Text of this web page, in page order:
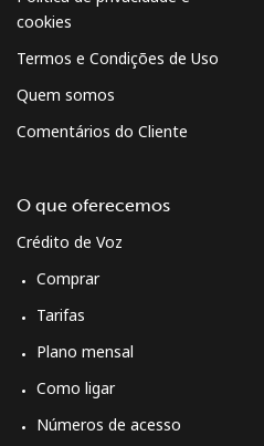
cookies
Termos e Condições de Uso
Quem somos
Comentários do Cliente
O que oferecemos
Crédito de Voz
Comprar
Tarifas
Plano mensal
Como ligar
Números de acesso